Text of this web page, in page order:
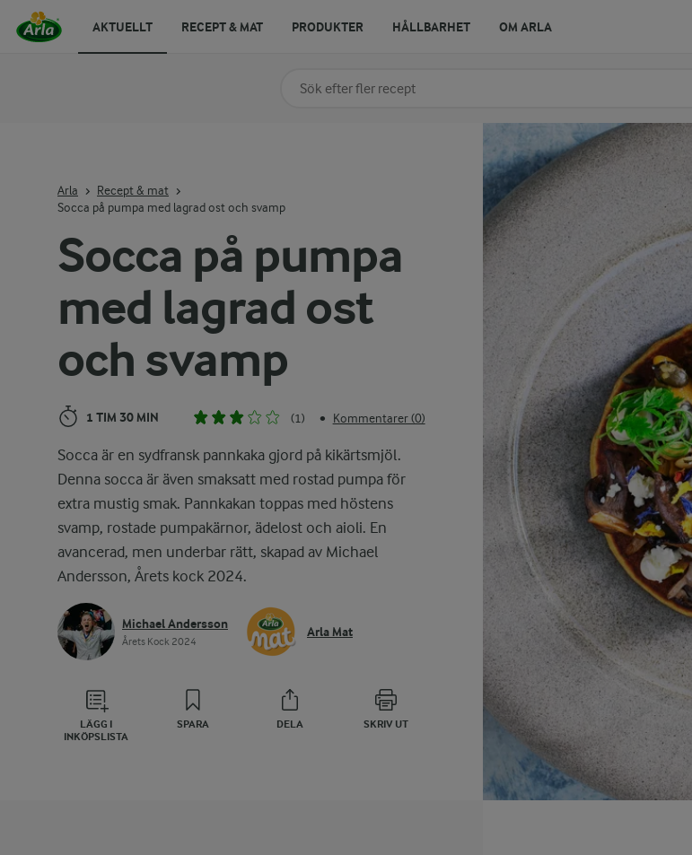
Socca på pumpa
med lagrad ost
och svamp
1 TIM 30 MIN (1) • Kommentarer (0)
Socca är en sydfransk pannkaka gjord på kikärtsmjöl.
Denna socca är även smaksatt med rostad pumpa för
extra mustig smak. Pannkakan toppas med höstens
svamp, rostade pumpakärnor, ädelost och aioli. En
avancerad, men underbar rätt, skapad av Michael
Andersson, Årets kock 2024.
Michael Andersson
Årets Kock 2024
Arla Mat
LÄGG I
INKÖPSLISTA
SPARA DELA SKRIV UT
Arla
Recept & mat
Socca på pumpa med lagrad ost och svamp
Sök på kategori eller ingrediens
AKTUELLT RECEPT & MAT PRODUKTER HÅLLBARHET OM ARLA